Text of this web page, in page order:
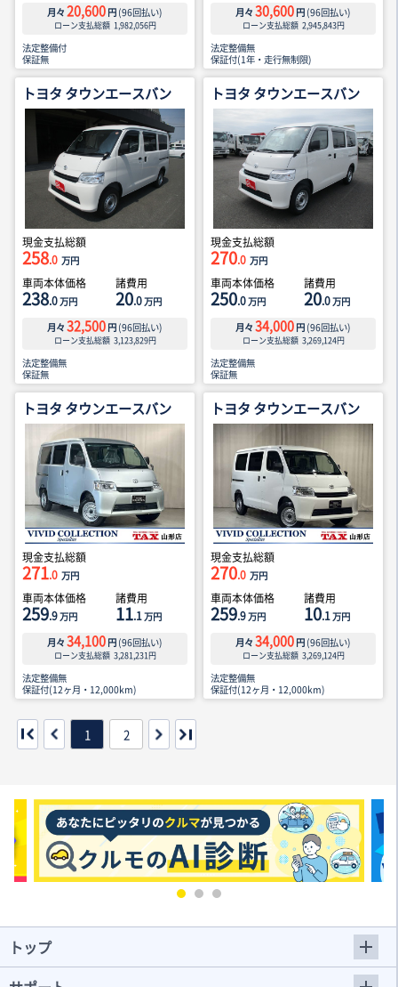
月々 20,600 円 (96回払い)
ローン支払総額 1,982,056円
法定整備付
保証無
月々 30,600 円 (96回払い)
ローン支払総額 2,945,843円
法定整備無
保証付(1年・走行無制限)
トヨタ タウンエースバン
現金支払総額
258.0 万円
車両本体価格
238.0万円
諸費用
20.0万円
月々 32,500 円 (96回払い)
ローン支払総額 3,123,829円
法定整備無
保証無
トヨタ タウンエースバン
現金支払総額
270.0 万円
車両本体価格
250.0万円
諸費用
20.0万円
月々 34,000 円 (96回払い)
ローン支払総額 3,269,124円
法定整備無
保証無
トヨタ タウンエースバン
現金支払総額
271.0 万円
車両本体価格
259.9万円
諸費用
11.1万円
月々 34,100 円 (96回払い)
ローン支払総額 3,281,231円
法定整備無
保証付(12ヶ月・12,000km)
トヨタ タウンエースバン
現金支払総額
270.0 万円
車両本体価格
259.9万円
諸費用
10.1万円
月々 34,000 円 (96回払い)
ローン支払総額 3,269,124円
法定整備無
保証付(12ヶ月・12,000km)
1 2
トップ